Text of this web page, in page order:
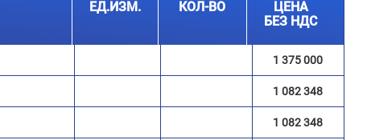
ЕД.ИЗМ. КОЛ-ВО
ЦЕНА
БЕЗ НДС
1 375 000
1 082 348
1 082 348